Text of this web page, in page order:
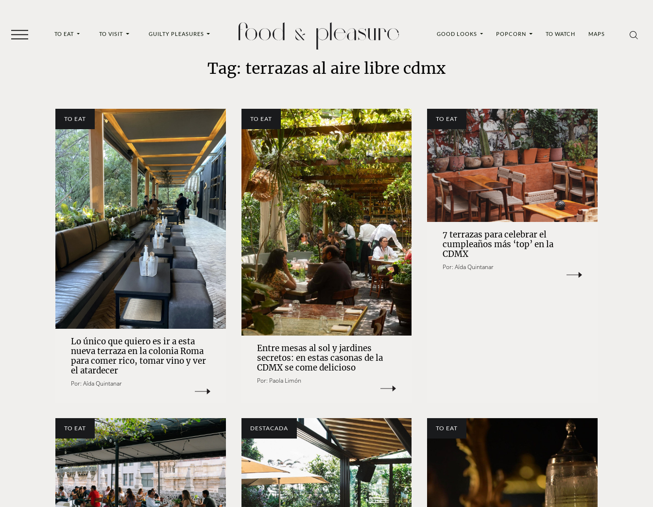
TO EAT TO VISIT GUILTY PLEASURES GOOD LOOKS POPCORN TO WATCH MAPS
Tag: terrazas al aire libre cdmx
TO EAT
Lo único que quiero es ir a esta
nueva terraza en la colonia Roma
para comer rico, tomar vino y ver
el atardecer
Por: Aída Quintanar
TO EAT
Entre mesas al sol y jardines
secretos: en estas casonas de la
CDMX se come delicioso
Por: Paola Limón
TO EAT
7 terrazas para celebrar el
cumpleaños más ‘top’ en la
CDMX
Por:Aída Quintanar
TO EAT DESTACADA TO EAT